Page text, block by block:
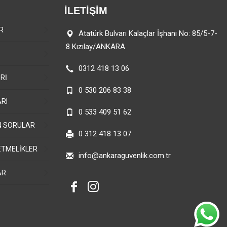
SORULAR
İLETİŞİM
Atatürk Bulvarı Kalaçlar İşhanı No: 85/5-7-
8 Kızılay/ANKARA
0312 418 13 06
0 530 206 83 38
0 533 409 51 62
0 312 418 13 07
info@ankaraguvenlik.com.tr